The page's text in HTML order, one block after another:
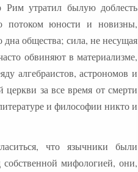
Рим утратил былую доблесть
потоком юности и новизны,
общества; сила, не несущая
обвиняют в материализме,
алгебраистов, астрономов и
за все время от смерти
и философии никто и
что язычники были
мифологией, они,